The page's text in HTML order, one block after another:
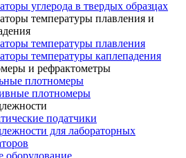
углерода в твердых образцах
температуры плавления и
температуры плавления
температуры каплепадения
и рефрактометры
плотномеры
плотномеры
податчики
для лабораторных